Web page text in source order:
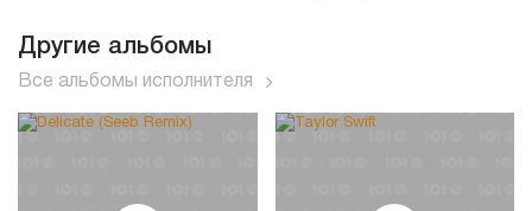
Другие альбомы
Все альбомы исполнителя